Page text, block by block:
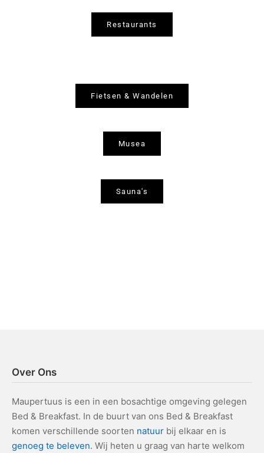
Restaurants
Fietsen & Wandelen
Musea
Sauna's
Over Ons
Maupertuus is een in een bosachtige omgeving gelegen
Bed & Breakfast. In de buurt van ons Bed & Breakfast
komen verschillende soorten natuur bij elkaar en is
genoeg te beleven. Wij heten u graag van harte welkom